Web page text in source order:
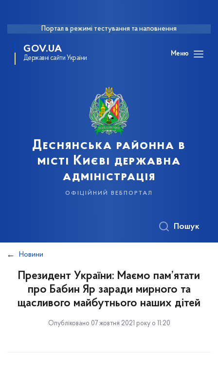
Портал в режимі тестування та наповнення
GOV.UA
Державні сайти України
Меню
Деснянська районна в
місті Києві державна
адміністрація
офіційний вебпортал
Пошук
Новини
Президент України: Маємо пам’ятати
про Бабин Яр заради мирного та
щасливого майбутнього наших дітей
Опубліковано 07 жовтня 2021 року о 11:20